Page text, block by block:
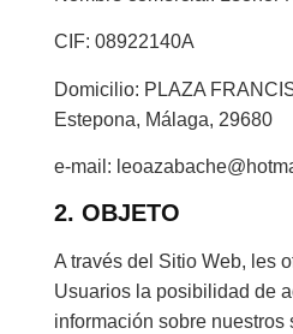
CIF: 08922140A
Domicilio: PLAZA
Estepona, Málaga, 29680
e-mail:
2. OBJETO
A través del Sitio Web, les
Usuarios la posibilidad de
información sobre nuestros